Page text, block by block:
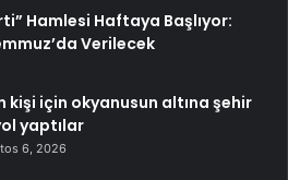
Hamlesi Haftaya Başlıyor:
Verilecek
kişi için okyanusun altına şehir
yaptılar
6, 2026